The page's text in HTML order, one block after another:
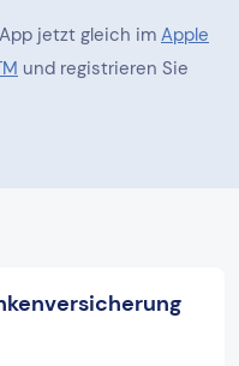
jetzt gleich im Apple
und registrieren Sie